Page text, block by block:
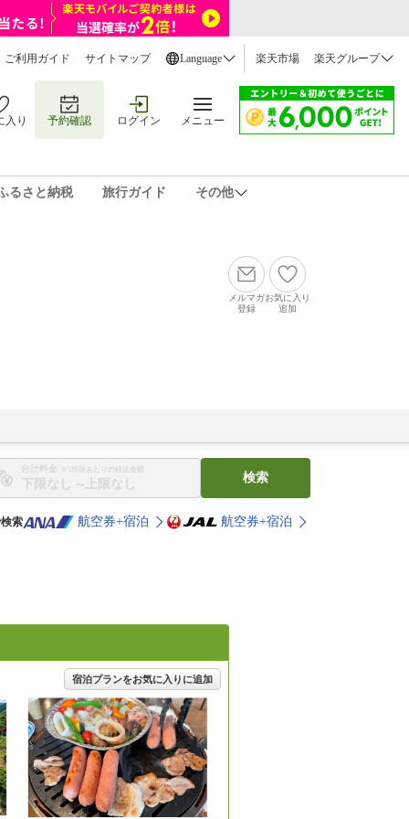
ご利用ガイド サイトマップ Language 楽天市場 楽天グループ
入り 予約確認 ログイン メニュー
るさと納税 旅行ガイド その他
メルマガ
登録
お気に入り
追加
合計料金 ※1部屋あたりの税込金額
〜
検索
索 航空券+宿泊 航空券+宿泊
宿泊プランをお気に入りに追加